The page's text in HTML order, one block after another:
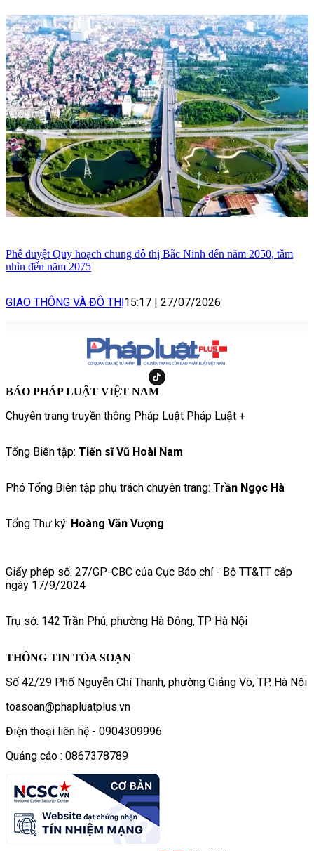
Phê duyệt Quy hoạch chung đô thị Bắc Ninh đến năm 2050, tầm
nhìn đến năm 2075
GIAO THÔNG VÀ ĐÔ THỊ15:17 | 27/07/2026
BÁO PHÁP LUẬT VIỆT NAM
Chuyên trang truyền thông Pháp Luật Pháp Luật +
Tổng Biên tập: Tiến sĩ Vũ Hoài Nam
Phó Tổng Biên tập phụ trách chuyên trang: Trần Ngọc Hà
Tổng Thư ký: Hoàng Văn Vượng
Giấy phép số: 27/GP-CBC của Cục Báo chí - Bộ TT&TT cấp
ngày 17/9/2024
Trụ sở: 142 Trần Phú, phường Hà Đông, TP Hà Nội
THÔNG TIN TÒA SOẠN
Số 42/29 Phố Nguyễn Chí Thanh, phường Giảng Võ, TP. Hà Nội
toasoan@phapluatplus.vn
Điện thoại liên hệ - 0904309996
Quảng cáo : 0867378789